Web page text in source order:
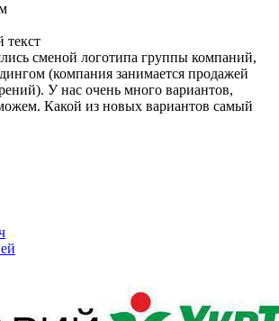
текст
сменой логотипа группы компаний,
(компания занимается продажей
У нас очень много вариантов,
Какой из новых вариантов самый